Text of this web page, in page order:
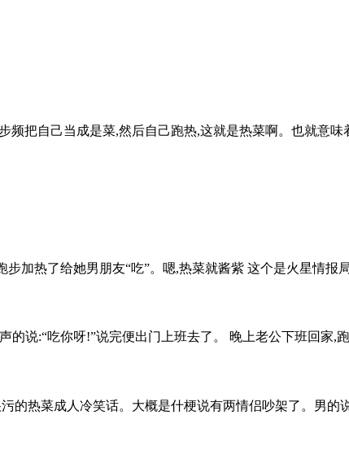
频把自己当成是菜,然后自己跑热,这就是热菜啊。也就意
加热了给她男朋友“吃”。嗯,热菜就酱紫 这个是火星情报
说:“吃你呀!”说完便出门上班去了。 晚上老公下班回家,
的热菜成人冷笑话。大概是什梗说有两情侣吵架了。男的